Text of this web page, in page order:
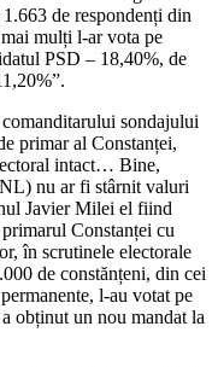
de respondenți din
mulți l-ar vota pe
PSD – 18,40%, de
comanditarului sondajului
primar al Constanței,
intact… Bine,
nu ar fi stârnit valuri
Javier Milei el fiind
Constanței cu
în scrutinele electorale
de constănțeni, din cei
l-au votat pe
obținut un nou mandat la